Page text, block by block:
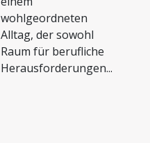
wohlgeordneten
Alltag, der sowohl
Raum für berufliche
Herausforderungen...